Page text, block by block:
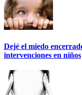
Dejé el miedo
intervenciones en niños